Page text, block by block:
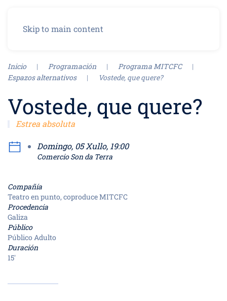
Skip to main content
Inicio Programación
Programa MITCFC
Espazos alternativos
Vostede, que quere?
Vostede, que quere?
Estrea absoluta
Domingo, 05 Xullo, 19:00
Comercio Son da Terra
Compañía
Teatro en punto, coproduce MITCFC
Procedencia
Galiza
Público
Público Adulto
Duración
15'